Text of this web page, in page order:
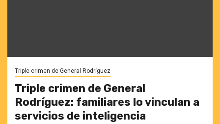
Triple crimen de General Rodríguez
Triple crimen de General
Rodríguez: familiares lo vinculan a
servicios de inteligencia